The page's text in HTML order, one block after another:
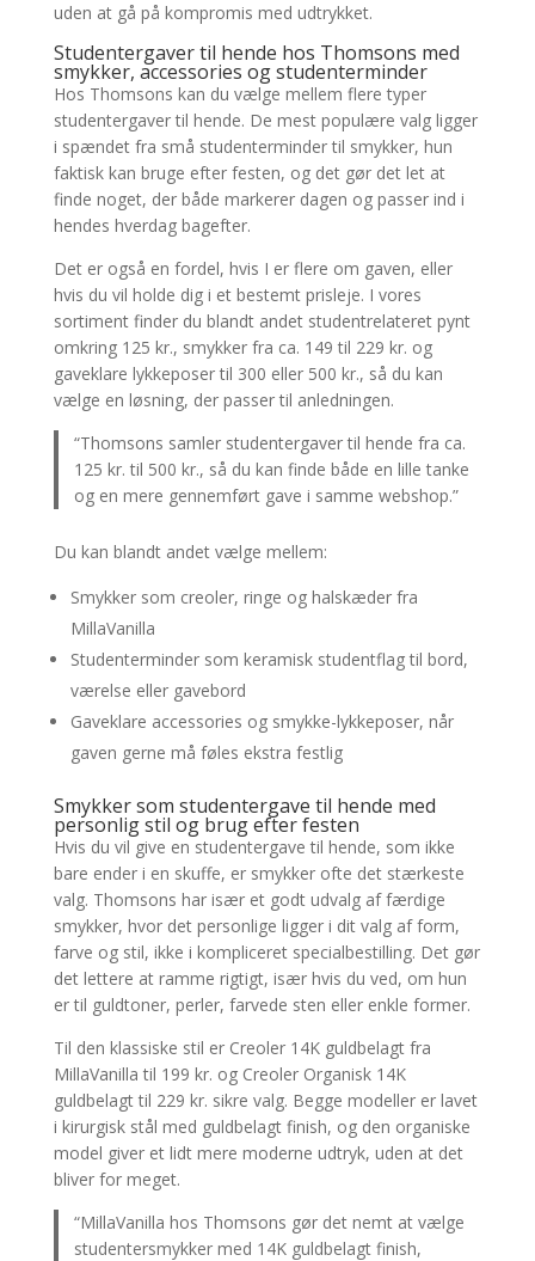
uden at gå på kompromis med udtrykket.
Studentergaver til hende hos Thomsons med
smykker, accessories og studenterminder
Hos Thomsons kan du vælge mellem flere typer
studentergaver til hende. De mest populære valg ligger
i spændet fra små studenterminder til smykker, hun
faktisk kan bruge efter festen, og det gør det let at
finde noget, der både markerer dagen og passer ind i
hendes hverdag bagefter.
Det er også en fordel, hvis I er flere om gaven, eller
hvis du vil holde dig i et bestemt prisleje. I vores
sortiment finder du blandt andet studentrelateret pynt
omkring 125 kr., smykker fra ca. 149 til 229 kr. og
gaveklare lykkeposer til 300 eller 500 kr., så du kan
vælge en løsning, der passer til anledningen.
“Thomsons samler studentergaver til hende fra ca.
125 kr. til 500 kr., så du kan finde både en lille tanke
og en mere gennemført gave i samme webshop.”
Du kan blandt andet vælge mellem:
Smykker som creoler, ringe og halskæder fra
MillaVanilla
Studenterminder som keramisk studentflag til bord,
værelse eller gavebord
Gaveklare accessories og smykke-lykkeposer, når
gaven gerne må føles ekstra festlig
Smykker som studentergave til hende med
personlig stil og brug efter festen
Hvis du vil give en studentergave til hende, som ikke
bare ender i en skuffe, er smykker ofte det stærkeste
valg. Thomsons har især et godt udvalg af færdige
smykker, hvor det personlige ligger i dit valg af form,
farve og stil, ikke i kompliceret specialbestilling. Det gør
det lettere at ramme rigtigt, især hvis du ved, om hun
er til guldtoner, perler, farvede sten eller enkle former.
Til den klassiske stil er Creoler 14K guldbelagt fra
MillaVanilla til 199 kr. og Creoler Organisk 14K
guldbelagt til 229 kr. sikre valg. Begge modeller er lavet
i kirurgisk stål med guldbelagt finish, og den organiske
model giver et lidt mere moderne udtryk, uden at det
bliver for meget.
“MillaVanilla hos Thomsons gør det nemt at vælge
studentersmykker med 14K guldbelagt finish,